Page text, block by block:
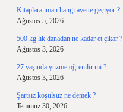
Kitaplara iman hangi ayette geçiyor ?
Ağustos 5, 2026
500 kg lık danadan ne kadar et çıkar ?
Ağustos 3, 2026
27 yaşında yüzme öğrenilir mi ?
Ağustos 3, 2026
Şartsız koşulsuz ne demek ?
Temmuz 30, 2026